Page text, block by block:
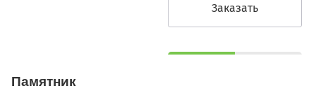
Заказать
Памятник